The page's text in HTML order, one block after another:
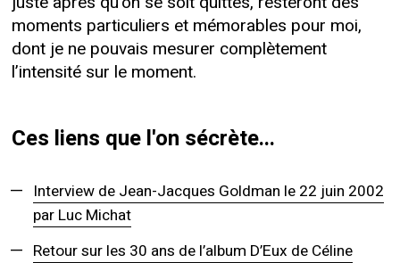
moments particuliers et mémorables pour moi,
dont je ne pouvais mesurer complètement
l’intensité sur le moment.
Ces liens que l'on sécrète...
Interview de Jean-Jacques Goldman le 22 juin 2002
par Luc Michat
Retour sur les 30 ans de l’album D’Eux de Céline